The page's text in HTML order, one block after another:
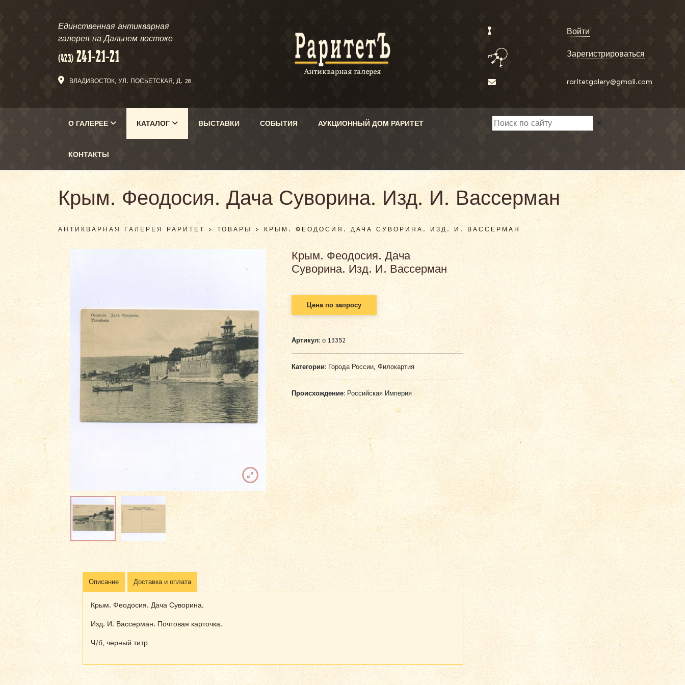
Единственная антикварная
галерея на Дальнем востоке
ВЛАДИВОСТОК, УЛ. ПОСЬЕТСКАЯ, Д. 28
Войти
Зарегистрироваться
raritetgalery@gmail.com
О ГАЛЕРЕЕ КАТАЛОГ ВЫСТАВКИ СОБЫТИЯ АУКЦИОННЫЙ ДОМ РАРИТЕТ
КОНТАКТЫ
✕
Крым. Феодосия. Дача Суворина. Изд. И. Вассерман
АНТИКВАРНАЯ ГАЛЕРЕЯ РАРИТЕТ >ТОВАРЫ> КРЫМ. ФЕОДОСИЯ. ДАЧА СУВОРИНА. ИЗД. И. ВАССЕРМАН
Крым. Феодосия. Дача
Суворина. Изд. И. Вассерман
Цена по запросу
Артикул:о 13352
Категории: Города России,Филокартия
Происхождение:Российская Империя
Описание Доставка и оплата
Крым. Феодосия. Дача Суворина.
Изд. И. Вассерман. Почтовая карточка.
Ч/б, черный титр